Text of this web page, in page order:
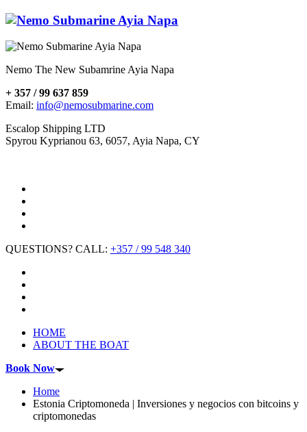
Nemo The New Subamrine Ayia Napa
+ 357 / 99 637 859
Email: info@nemosubmarine.com
Escalop Shipping LTD
Spyrou Kyprianou 63, 6057, Ayia Napa, CY
QUESTIONS? CALL: +357 / 99 548 340
HOME
ABOUT THE BOAT
Book Now
Home
Estonia Criptomoneda | Inversiones y negocios con bitcoins y
criptomonedas